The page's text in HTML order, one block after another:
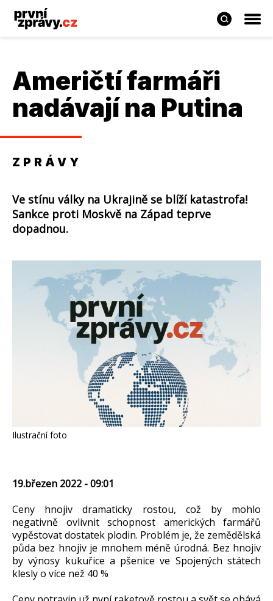
Američtí farmáři
nadávají na Putina
ZPRÁVY
Ve stínu války na Ukrajině se blíží katastrofa!
Sankce proti Moskvě na Západ teprve
dopadnou.
Ilustrační foto
19.březen 2022 - 09:01
Ceny hnojiv dramaticky rostou, což by mohlo
negativně ovlivnit schopnost amerických farmářů
vypěstovat dostatek plodin. Problém je, že zemědělská
půda bez hnojiv je mnohem méně úrodná. Bez hnojiv
by výnosy kukuřice a pšenice ve Spojených státech
klesly o více než 40 %